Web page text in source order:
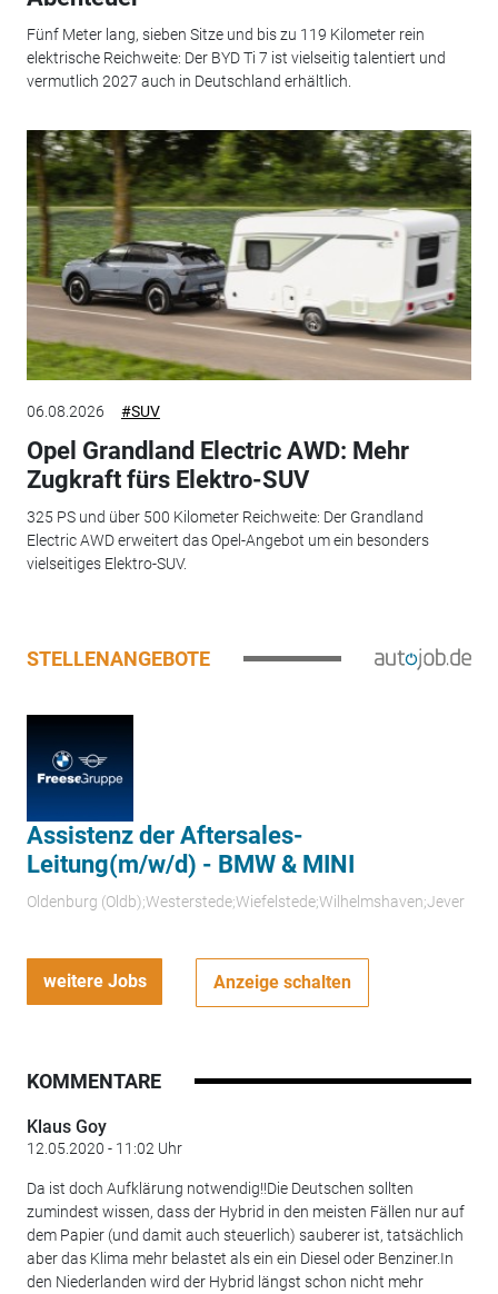
Fünf Meter lang, sieben Sitze und bis zu 119 Kilometer rein
elektrische Reichweite: Der BYD Ti 7 ist vielseitig talentiert und
vermutlich 2027 auch in Deutschland erhältlich.
06.08.2026 #SUV
Opel Grandland Electric AWD: Mehr
Zugkraft fürs Elektro-SUV
325 PS und über 500 Kilometer Reichweite: Der Grandland
Electric AWD erweitert das Opel-Angebot um ein besonders
vielseitiges Elektro-SUV.
STELLENANGEBOTE
Assistenz der Aftersales-
Leitung(m/w/d) - BMW & MINI
Oldenburg (Oldb);Westerstede;Wiefelstede;Wilhelmshaven;Jever
weitere Jobs Anzeige schalten
KOMMENTARE
Klaus Goy
12.05.2020 - 11:02 Uhr
Da ist doch Aufklärung notwendig!!Die Deutschen sollten
zumindest wissen, dass der Hybrid in den meisten Fällen nur auf
dem Papier (und damit auch steuerlich) sauberer ist, tatsächlich
aber das Klima mehr belastet als ein ein Diesel oder Benziner.In
den Niederlanden wird der Hybrid längst schon nicht mehr